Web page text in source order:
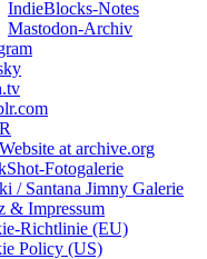
IndieBlocks-Notes
Mastodon-Archiv
at archive.org
Fotogalerie
/ Santana Jimny Galerie
& Impressum
Richtlinie (EU)
Policy (US)